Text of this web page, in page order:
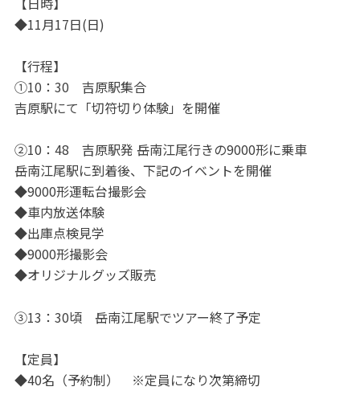
◆11月17日(日)
【行程】
①10：30 吉原駅集合
吉原駅にて「切符切り体験」を開催
②10：48 吉原駅発 岳南江尾行きの9000形に乗車
岳南江尾駅に到着後、下記のイベントを開催
◆9000形運転台撮影会
◆車内放送体験
◆出庫点検見学
◆9000形撮影会
◆オリジナルグッズ販売
③13：30頃 岳南江尾駅でツアー終了予定
【定員】
◆40名（予約制） ※定員になり次第締切